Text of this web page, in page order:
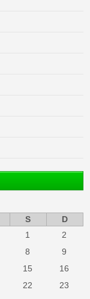
S
D
1
2
8
9
15
16
22
23